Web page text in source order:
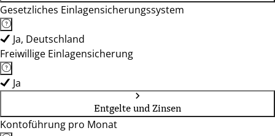
Gesetzliches Einlagensicherungssystem
Ja, Deutschland
Freiwillige Einlagensicherung
Ja
Entgelte und Zinsen
Kontoführung pro Monat